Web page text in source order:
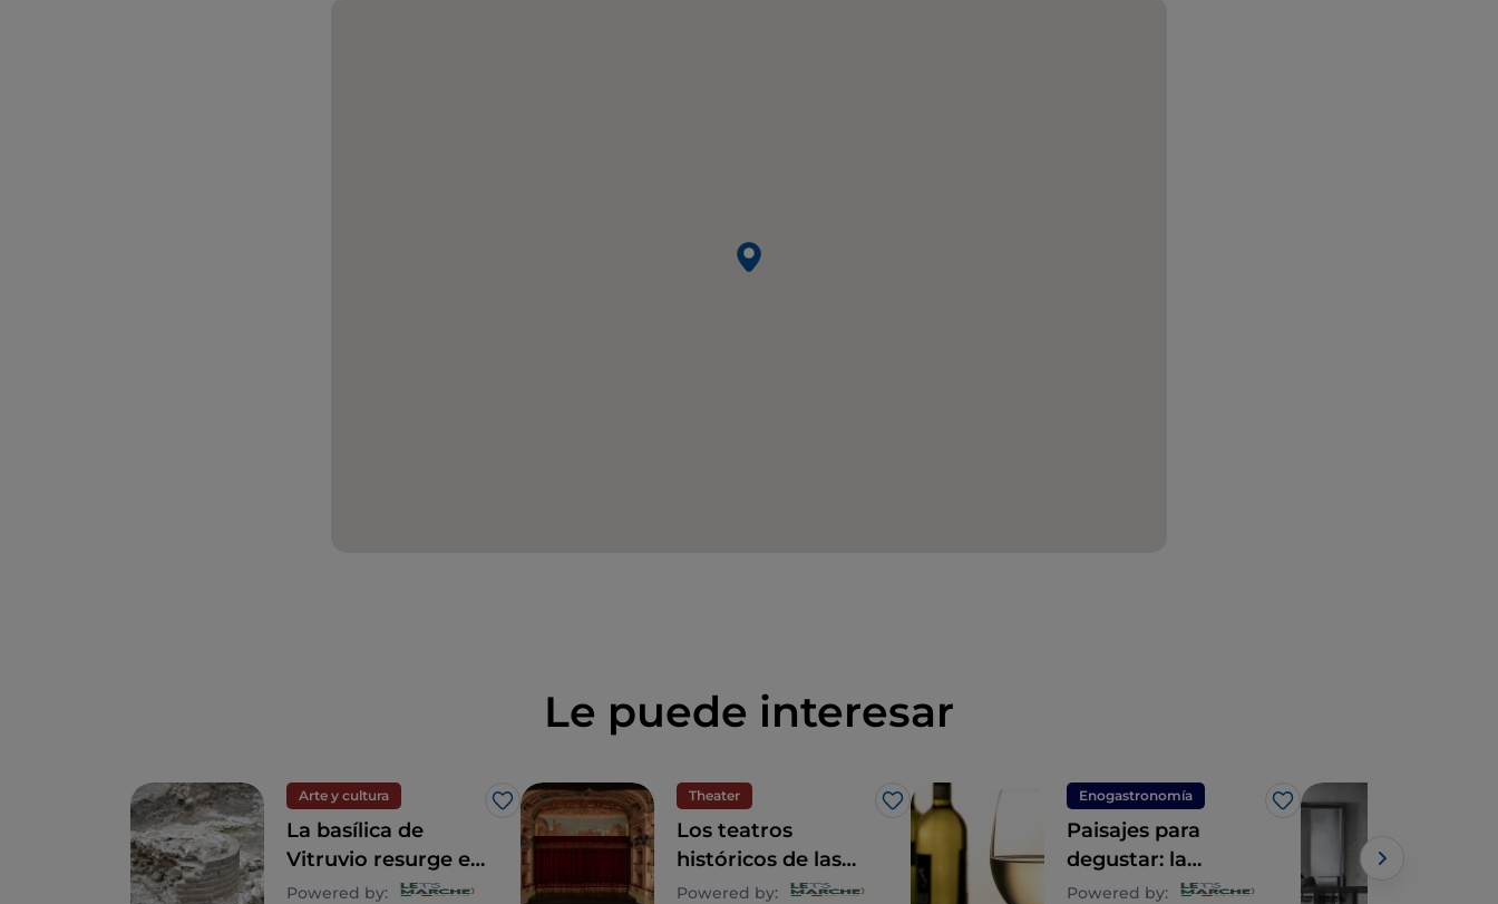
Le puede interesar
Arte y cultura
Me gusta
La basílica de
Vitruvio resurge en
Fano
Powered by:
Theater
Me gusta
Los teatros
históricos de las
Marcas: un
Powered by:
Enogastronomía
Me gusta
Paisajes para
degustar: la
excelencia
Powered by: